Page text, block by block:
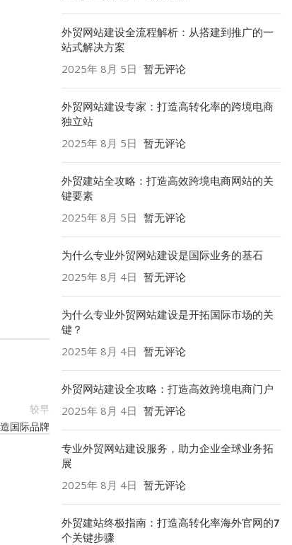
较早
国际品牌
外贸网站建设全流程解析：从搭建到推广的一
站式解决方案
2025年 8月 5日 暂无评论
外贸网站建设专家：打造高转化率的跨境电商
独立站
2025年 8月 5日 暂无评论
外贸建站全攻略：打造高效跨境电商网站的关
键要素
2025年 8月 5日 暂无评论
为什么专业外贸网站建设是国际业务的基石
2025年 8月 4日 暂无评论
为什么专业外贸网站建设是开拓国际市场的关
键？
2025年 8月 4日 暂无评论
外贸网站建设全攻略：打造高效跨境电商门户
2025年 8月 4日 暂无评论
专业外贸网站建设服务，助力企业全球业务拓
展
2025年 8月 4日 暂无评论
外贸建站终极指南：打造高转化率海外官网的7
个关键步骤